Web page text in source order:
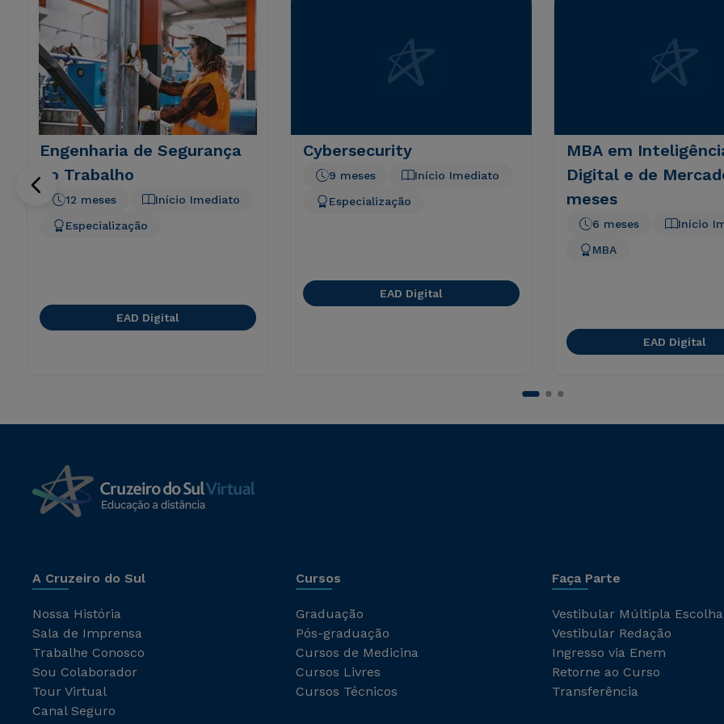
Engenharia de Segurança
do Trabalho
Início Imediato
12 meses
Especialização
EAD Digital
Cybersecurity
Início Imediato
9 meses
Especialização
EAD Digital
MBA em
Digital e de
meses
Início
6 meses
MBA
EAD Digital
A Cruzeiro do Sul
Nossa História
Sala de Imprensa
Trabalhe Conosco
Sou Colaborador
Tour Virtual
Canal Seguro
Cursos
Graduação
Pós-graduação
Cursos de Medicina
Cursos Livres
Cursos Técnicos
Faça Parte
Vestibular Múltipla Escolha
Vestibular Redação
Ingresso via Enem
Retorne ao Curso
Transferência